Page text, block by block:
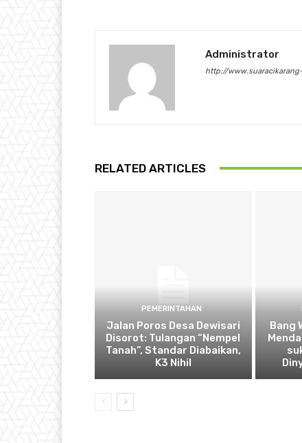
Administrator
http://
RELATED ARTICLES
PEMERINTAHAN
Jalan Poros Desa Dewisari
Disorot: Tulangan “Nempel
Tanah”, Standar Diabaikan,
K3 Nihil
Bang